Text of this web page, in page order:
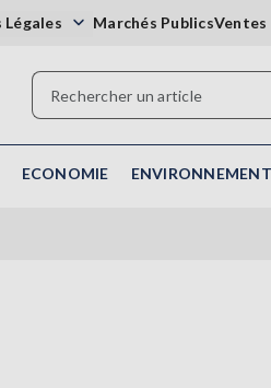
Légales Marchés PublicsVentes
ECONOMIE ENVIRONNEMENT